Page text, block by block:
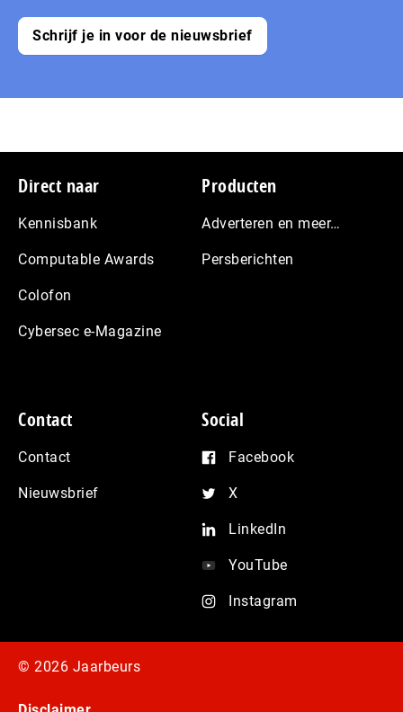
Schrijf je in voor de nieuwsbrief
Footer
Direct naar
Kennisbank
Computable Awards
Colofon
Cybersec e-Magazine
Producten
Adverteren en meer…
Persberichten
Contact
Contact
Nieuwsbrief
Social
Facebook
X
LinkedIn
YouTube
Instagram
© 2026 Jaarbeurs